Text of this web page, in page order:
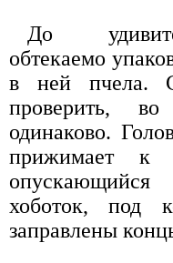
До
обтекаемо
в ней пчела.
проверить,
одинаково.
прижимает к
хоботок, под
заправлены